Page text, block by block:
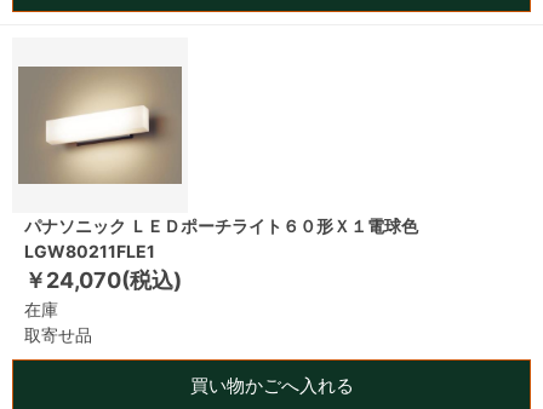
パナソニック ＬＥＤポーチライト６０形Ｘ１電球色
LGW80211FLE1
￥24,070(税込)
在庫
取寄せ品
買い物かごへ入れる